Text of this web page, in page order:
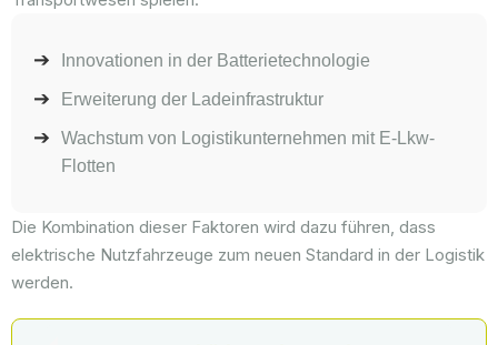
Innovationen in der Batterietechnologie
Erweiterung der Ladeinfrastruktur
Wachstum von Logistikunternehmen mit E-Lkw-
Flotten
Die Kombination dieser Faktoren wird dazu führen, dass
elektrische Nutzfahrzeuge zum neuen Standard in der Logistik
werden.